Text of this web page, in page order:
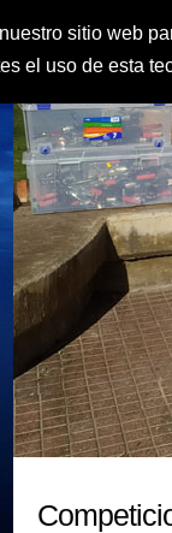
sitio web
el uso de esta